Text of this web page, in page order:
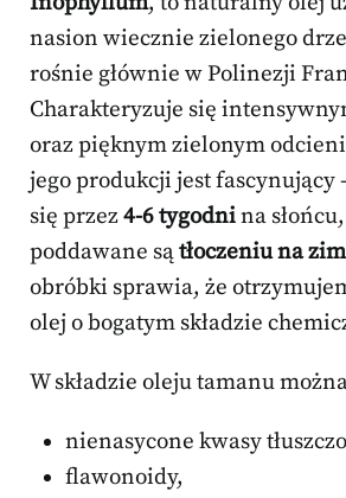
nasion wiecznie zielonego
rośnie głównie w Polinezji
Charakteryzuje się
oraz pięknym zielonym
jego produkcji jest fascynujący
się przez4-6 tygodnina
poddawane sątłoczeniu na
obróbki sprawia, że
olej o bogatym składzie
W składzie oleju tamanu
nienasycone kwasy
flawonoidy,